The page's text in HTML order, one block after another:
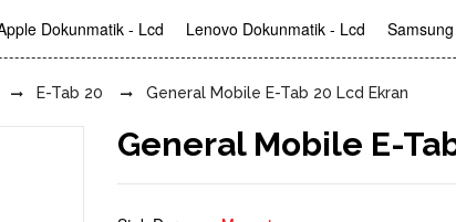
Dokunmatik - Lcd Lenovo Dokunmatik - Lcd
E-Tab 20 General Mobile E-Tab 20 Lcd Ekran
General Mobile E-